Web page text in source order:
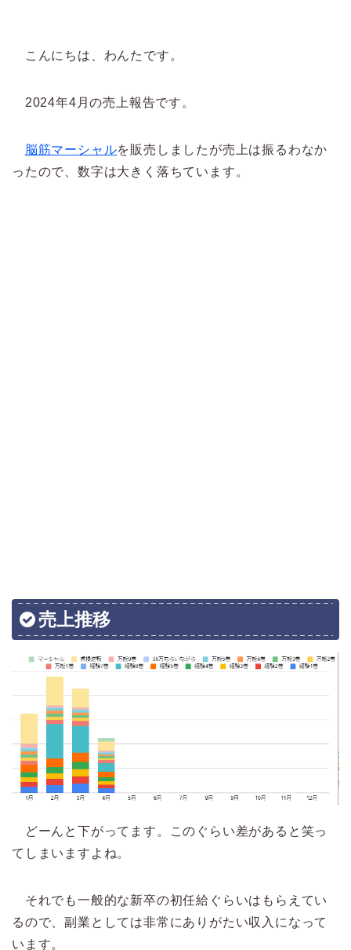
こんにちは、わんたです。
2024年4月の売上報告です。
脳筋マーシャルを販売しましたが売上は振るわなか
ったので、数字は大きく落ちています。
売上推移
どーんと下がってます。このぐらい差があると笑っ
てしまいますよね。
それでも一般的な新卒の初任給ぐらいはもらえてい
るので、副業としては非常にありがたい収入になって
います。